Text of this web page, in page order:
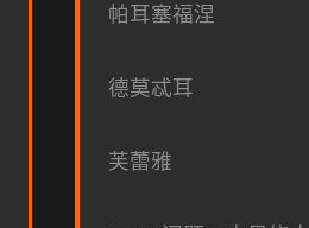
帕耳塞福涅
德莫忒耳
芙蕾雅